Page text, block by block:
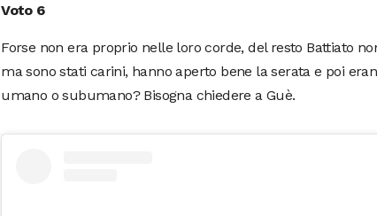
Voto 6
Forse non era proprio nelle loro corde, del resto Battiato
ma sono stati carini, hanno aperto bene la serata e poi
umano o subumano? Bisogna chiedere a Guè.